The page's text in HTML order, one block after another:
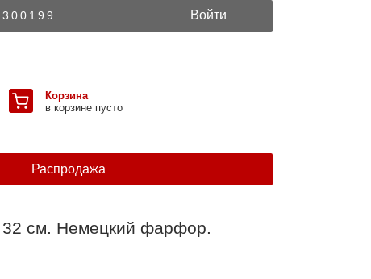
Войти
Корзина
в корзине пусто
Распродажа
32 см. Немецкий фарфор.